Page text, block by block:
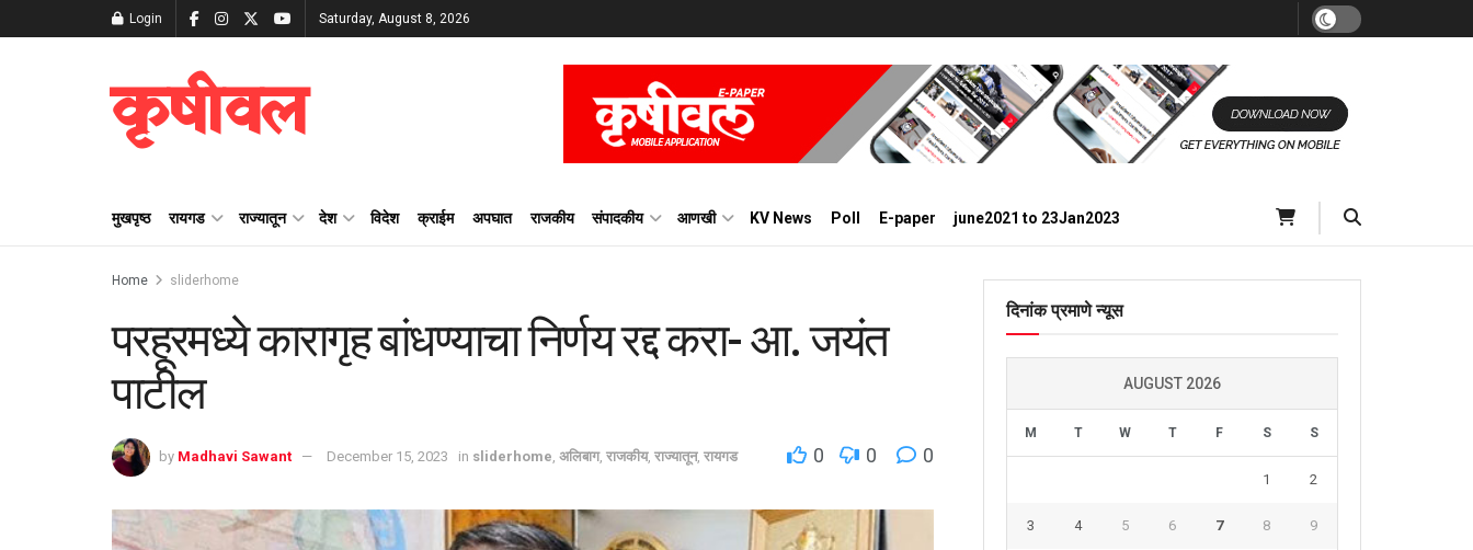
Login Saturday, August 8, 2026
कृषीवल
मुखपृष्ठ रायगड राज्यातून देश विदेश क्राईम अपघात राजकीय संपादकीय आणखी KV News Poll E-paper june2021 to 23Jan2023
Home sliderhome
परहूरमध्ये कारागृह बांधण्याचा निर्णय रद्द करा- आ. जयंत
पाटील
by Madhavi Sawant December 15, 2023 in sliderhome अलिबाग, राजकीय, राज्यातून, रायगड 0 0 0
दिनांक प्रमाणे न्यूस
AUGUST 2026
M T W T F S S
1 2
3 4 5 6 7 8 9